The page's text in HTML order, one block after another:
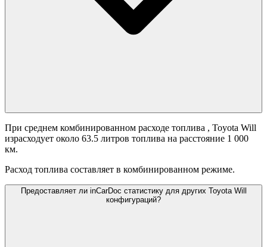
При среднем комбинированном расходе топлива , Toyota Will
израсходует около 63.5 литров топлива на расстояние 1 000
км.
Расход топлива составляет в комбинированном режиме.
Предоставляет ли inCarDoc статистику для других Toyota Will
конфигураций?